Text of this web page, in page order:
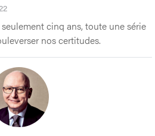
seulement cinq ans, toute une série
nos certitudes.